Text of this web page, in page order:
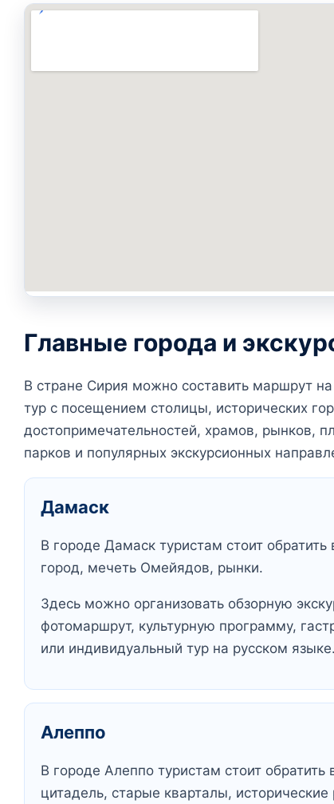
Главные города и
В стране Сирия можно составить маршрут
тур с посещением столицы, исторических
достопримечательностей, храмов, рынков,
парков и популярных экскурсионных
Дамаск
В городе Дамаск туристам стоит
город, мечеть Омейядов, рынки.
Здесь можно организовать обзорную
фотомаршрут, культурную программу,
или индивидуальный тур на русском языке.
Алеппо
В городе Алеппо туристам стоит
цитадель, старые кварталы, исторические